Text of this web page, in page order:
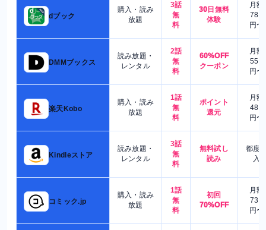
dブック
購入・読み
放題
3話
無
料
30日無料
体験
月額
780
円〜
DMMブックス
読み放題・
レンタル
2話
無
料
60%OFF
クーポン
月額
550
円〜
楽天Kobo
購入・読み
放題
1話
無
料
ポイント
還元
月額
480
円〜
Kindleストア
読み放題・
レンタル
3話
無
料
無料試し
読み
都度
入
コミック.jp
購入・読み
放題
1話
無
料
初回
70%OFF
月額
730
円〜